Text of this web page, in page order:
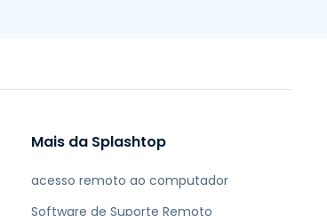
Mais da Splashtop
acesso remoto ao computador
Software de Suporte Remoto